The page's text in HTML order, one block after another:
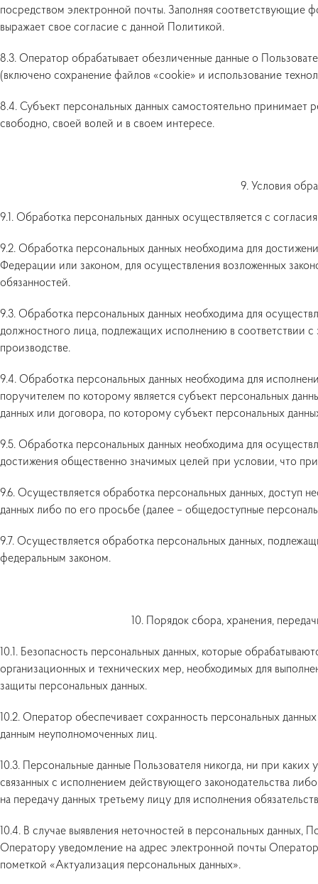
посредством электронной почты. Заполняя соответствующие
выражает свое согласие с данной Политикой.
8.3. Оператор обрабатывает обезличенные данные о
(включено сохранение файлов «cookie» и использование
8.4. Субъект персональных данных самостоятельно принимает
свободно, своей волей и в своем интересе.
9. Условия
9.1. Обработка персональных данных осуществляется с
9.2. Обработка персональных данных необходима для
Федерации или законом, для осуществления возложенных
обязанностей.
9.3. Обработка персональных данных необходима для
должностного лица, подлежащих исполнению в соответствии
производстве.
9.4. Обработка персональных данных необходима для
поручителем по которому является субъект персональных
данных или договора, по которому субъект персональных
9.5. Обработка персональных данных необходима для
достижения общественно значимых целей при условии, что
9.6. Осуществляется обработка персональных данных, доступ
данных либо по его просьбе (далее – общедоступные
9.7. Осуществляется обработка персональных данных,
федеральным законом.
10. Порядок сбора, хранения,
10.1. Безопасность персональных данных, которые
организационных и технических мер, необходимых для
защиты персональных данных.
10.2. Оператор обеспечивает сохранность персональных
данным неуполномоченных лиц.
10.3. Персональные данные Пользователя никогда, ни при
связанных с исполнением действующего законодательства
на передачу данных третьему лицу для исполнения
10.4. В случае выявления неточностей в персональных данных,
Оператору уведомление на адрес электронной почты
пометкой «Актуализация персональных данных».